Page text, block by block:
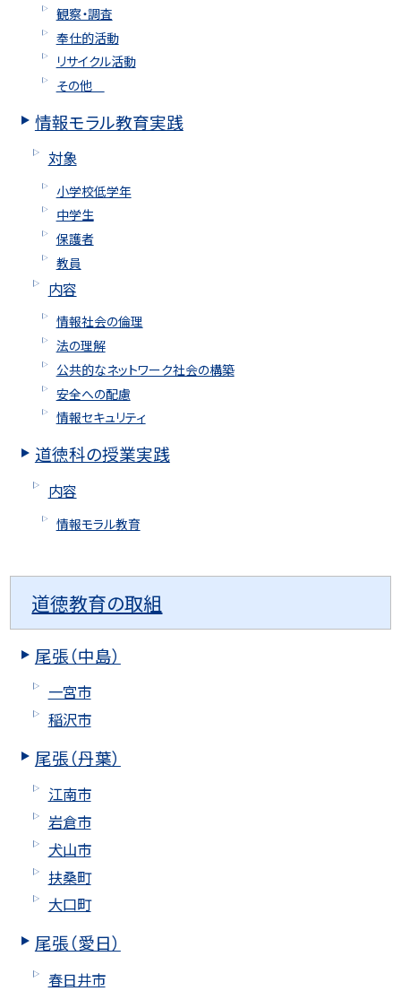
観察・調査
奉仕的活動
リサイクル活動
その他
情報モラル教育実践
対象
小学校低学年
中学生
保護者
教員
内容
情報社会の倫理
法の理解
公共的なネットワーク社会の構築
安全への配慮
情報セキュリティ
道徳科の授業実践
内容
情報モラル教育
道徳教育の取組
尾張（中島）
一宮市
稲沢市
尾張（丹葉）
江南市
岩倉市
犬山市
扶桑町
大口町
尾張（愛日）
春日井市